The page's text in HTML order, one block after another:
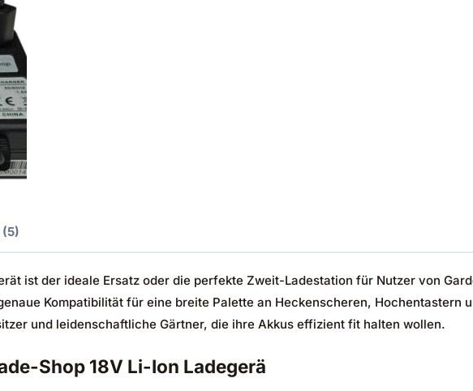
(5)
ist der ideale Ersatz oder die perfekte Zweit-Ladestation für Nutzer von
Kompatibilität für eine breite Palette an Heckenscheren, Hochentastern
und leidenschaftliche Gärtner, die ihre Akkus effizient fit halten wollen.
Shop 18V Li-Ion Ladegerä